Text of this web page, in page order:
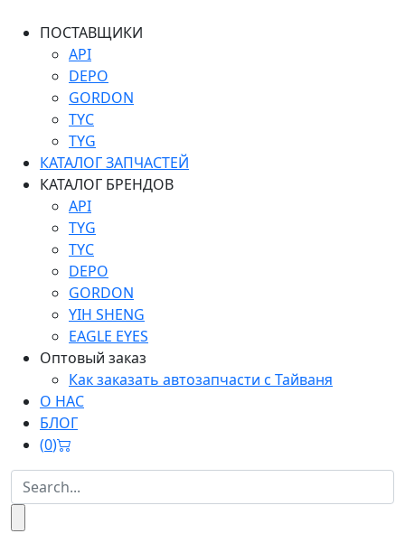
ПОСТАВЩИКИ
API
DEPO
GORDON
TYC
TYG
КАТАЛОГ ЗАПЧАСТЕЙ
КАТАЛОГ БРЕНДОВ
API
TYG
TYC
DEPO
GORDON
YIH SHENG
EAGLE EYES
Оптовый заказ
Как заказать автозапчасти с Тайваня
О НАС
БЛОГ
(0)